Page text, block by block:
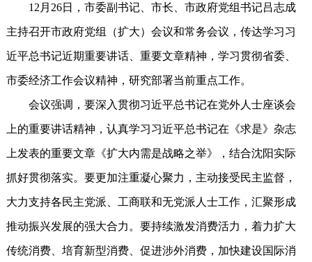
12月26日，市委副书记、市长、市政府党组书记吕志成
主持召开市政府党组（扩大）会议和常务会议，传达学习习
近平总书记近期重要讲话、重要文章精神，学习贯彻省委、
市委经济工作会议精神，研究部署当前重点工作。
会议强调，要深入贯彻习近平总书记在党外人士座谈会
上的重要讲话精神，认真学习习近平总书记在《求是》杂志
上发表的重要文章《扩大内需是战略之举》，结合沈阳实际
抓好贯彻落实。要更加注重凝心聚力，主动接受民主监督，
大力支持各民主党派、工商联和无党派人士工作，汇聚形成
推动振兴发展的强大合力。要持续激发消费活力，着力扩大
传统消费、培育新型消费、促进涉外消费，加快建设国际消